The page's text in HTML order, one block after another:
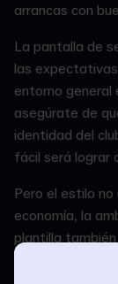
arrancas con
La pantalla de
las
entorno general
asegúrate de
identidad del
fácil será lograr
Pero el estilo
economía, la
plantilla